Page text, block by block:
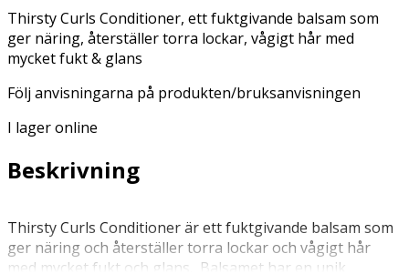
Thirsty Curls Conditioner, ett fuktgivande balsam som
ger näring, återställer torra lockar, vågigt hår med
mycket fukt & glans
Följ anvisningarna på produkten/bruksanvisningen
I lager online
Beskrivning
Thirsty Curls Conditioner är ett fuktgivande balsam som
ger näring och återställer torra lockar och vågigt hår
med mycket fukt och glans. Balsamet har en unik